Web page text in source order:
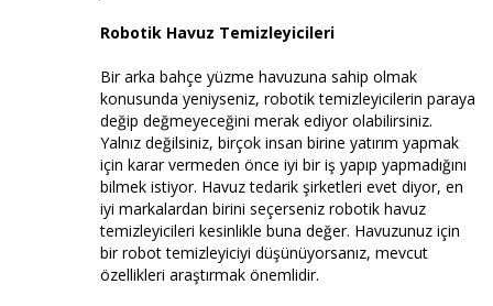
Robotik Havuz Temizleyicileri
Bir arka bahçe yüzme havuzuna sahip olmak
konusunda yeniyseniz, robotik temizleyicilerin paraya
değip değmeyeceğini merak ediyor olabilirsiniz.
Yalnız değilsiniz, birçok insan birine yatırım yapmak
için karar vermeden önce iyi bir iş yapıp yapmadığını
bilmek istiyor. Havuz tedarik şirketleri evet diyor, en
iyi markalardan birini seçerseniz robotik havuz
temizleyicileri kesinlikle buna değer. Havuzunuz için
bir robot temizleyiciyi düşünüyorsanız, mevcut
özellikleri araştırmak önemlidir.